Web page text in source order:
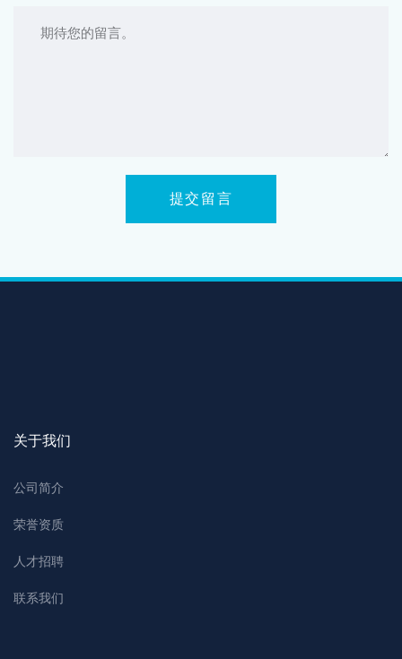
提交留言
关于我们
公司简介
荣誉资质
人才招聘
联系我们